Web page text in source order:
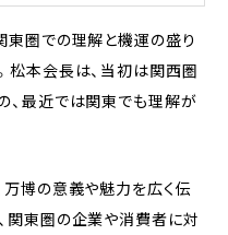
東圏での理解と機運の盛り
松本会長は、当初は関西圏
、最近では関東でも理解が
博の意義や魅力を広く伝
関東圏の企業や消費者に対